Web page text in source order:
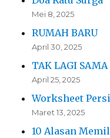
Mei 8, 2025
RUMAH BARU
April 30, 2025
TAK LAGI SAMA
April 25, 2025
Worksheet
Maret 13, 2025
10 Alasan